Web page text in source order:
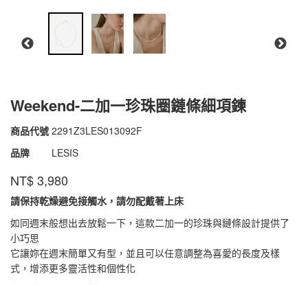
Weekend-二加一珍珠圈鏈條細項鍊
商品代號 2291Z3LES013092F
2291Z3LES013092F
品牌
LESIS
NT$3,980
請保持乾燥避免接觸水，請勿配戴著上床
如同週末般想出去放鬆一下，這款二加一的珍珠與鏈條設計提供了
小巧思
它讓妳在週末簡單又有型，並且可以任意調整為喜愛的長度及樣
式，增添更多靈活性和個性化